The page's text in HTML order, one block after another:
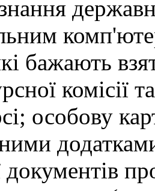
бажають
комісії
особову
документів